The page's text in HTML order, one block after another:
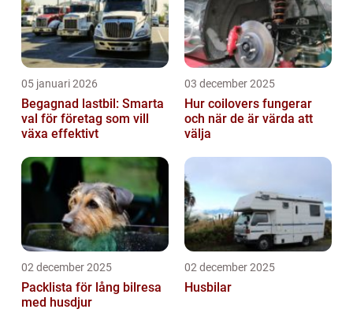
05 januari 2026
Begagnad lastbil: Smarta
val för företag som vill
växa effektivt
03 december 2025
Hur coilovers fungerar
och när de är värda att
välja
02 december 2025
Packlista för lång bilresa
med husdjur
02 december 2025
Husbilar